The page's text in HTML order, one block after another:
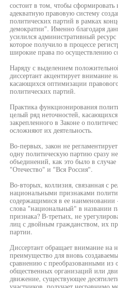
состоит в том, чтобы
адекватную правовую систему
политических партий в рамках
демократии". Именно благодаря
усилился административный
которое получило в процессе
широкие права по осуществлению
Наряду с выделением
диссертант акцентирует внимание
касающихся оптимизации
политических партий.
Практика функционирования
целый ряд неточностей,
закрепленного в Законе о
осложняют их деятельность.
Во-первых, закон не
одну политическую партию сразу
объединений, как это было в
"Отечество" и "Вся Россия".
Во-вторых, коллизия, связанная с
национальными признаками
содержащимися в ее наименовании
слова "национальный" в названии
признака? В-третьих, не
лиц с двойным гражданством, их
партии.
Диссертант обращает внимание на
преимущество для вновь
сравнению с преобразованными из
общественных организаций или
движение, существующее